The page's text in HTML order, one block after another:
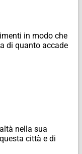
in modo che
di quanto accade
nella sua
città e di